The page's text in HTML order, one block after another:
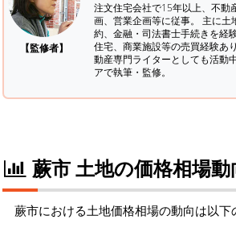
【監修者】
注文住宅会社で15年以上、不動
画、営業企画等に従事。 主に土
約、金融・司法書士手続きを経
住宅、商業施設等の売買経験あ
動産専門ライターとしても活動
アで執筆・監修。
蕨市 土地の価格相場動
蕨市における土地価格相場の動向は以下